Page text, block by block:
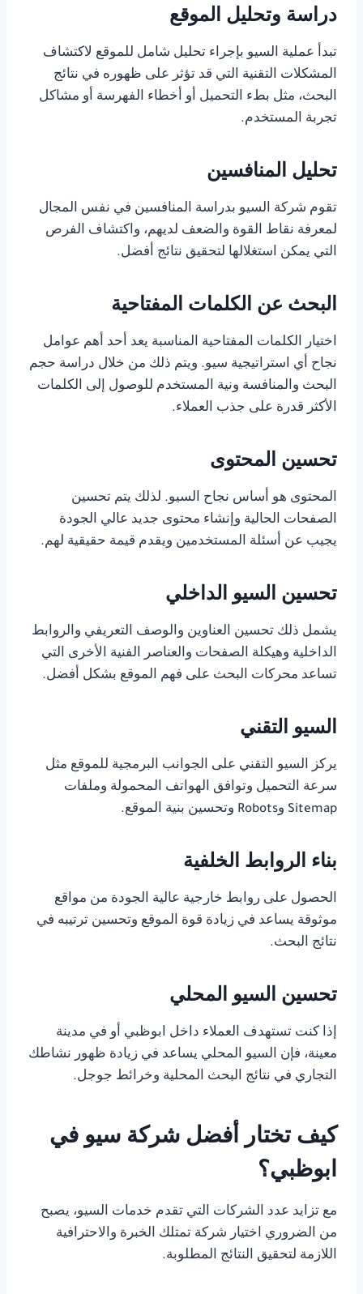
دراسة وتحليل الموقع
تبدأ عملية السيو بإجراء تحليل شامل للموقع لاكتشاف
المشكلات التقنية التي قد تؤثر على ظهوره في نتائج
البحث، مثل بطء التحميل أو أخطاء الفهرسة أو مشاكل
تجربة المستخدم.
تحليل المنافسين
تقوم شركة السيو بدراسة المنافسين في نفس المجال
لمعرفة نقاط القوة والضعف لديهم، واكتشاف الفرص
التي يمكن استغلالها لتحقيق نتائج أفضل.
البحث عن الكلمات المفتاحية
اختيار الكلمات المفتاحية المناسبة يعد أحد أهم عوامل
نجاح أي استراتيجية سيو. ويتم ذلك من خلال دراسة حجم
البحث والمنافسة ونية المستخدم للوصول إلى الكلمات
الأكثر قدرة على جذب العملاء.
تحسين المحتوى
المحتوى هو أساس نجاح السيو. لذلك يتم تحسين
الصفحات الحالية وإنشاء محتوى جديد عالي الجودة
يجيب عن أسئلة المستخدمين ويقدم قيمة حقيقية لهم.
تحسين السيو الداخلي
يشمل ذلك تحسين العناوين والوصف التعريفي والروابط
الداخلية وهيكلة الصفحات والعناصر الفنية الأخرى التي
تساعد محركات البحث على فهم الموقع بشكل أفضل.
السيو التقني
يركز السيو التقني على الجوانب البرمجية للموقع مثل
سرعة التحميل وتوافق الهواتف المحمولة وملفات
Sitemap وRobots وتحسين بنية الموقع.
بناء الروابط الخلفية
الحصول على روابط خارجية عالية الجودة من مواقع
موثوقة يساعد في زيادة قوة الموقع وتحسين ترتيبه في
نتائج البحث.
تحسين السيو المحلي
إذا كنت تستهدف العملاء داخل ابوظبي أو في مدينة
معينة، فإن السيو المحلي يساعد في زيادة ظهور نشاطك
التجاري في نتائج البحث المحلية وخرائط جوجل.
كيف تختار أفضل شركة سيو في
ابوظبي؟
مع تزايد عدد الشركات التي تقدم خدمات السيو، يصبح
من الضروري اختيار شركة تمتلك الخبرة والاحترافية
اللازمة لتحقيق النتائج المطلوبة.